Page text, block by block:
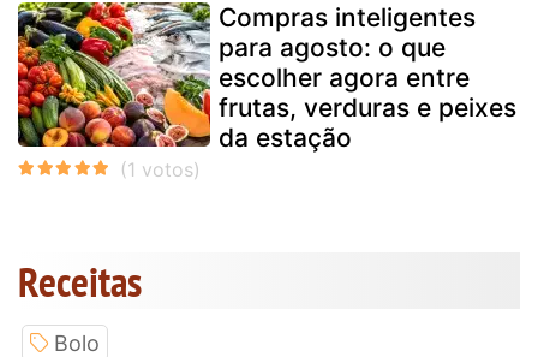
Compras inteligentes
para agosto: o que
escolher agora entre
frutas, verduras e peixes
da estação
Receitas
Bolo